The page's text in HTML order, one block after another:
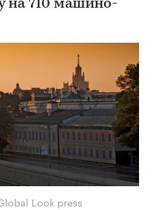
на 710 машино-
Look press